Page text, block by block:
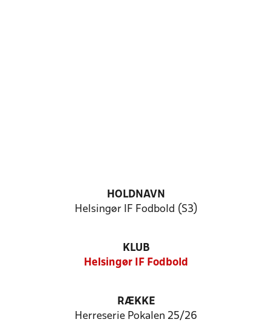
HOLDNAVN
Helsingør IF Fodbold (S3)
KLUB
Helsingør IF Fodbold
RÆKKE
Herreserie Pokalen 25/26